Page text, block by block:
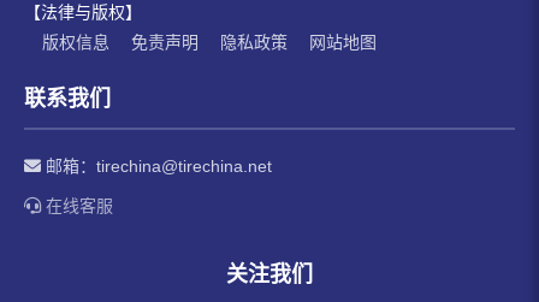
【法律与版权】
版权信息
免责声明 隐私政策 网站地图
联系我们
邮箱： tirechina@tirechina.net
在线客服
关注我们